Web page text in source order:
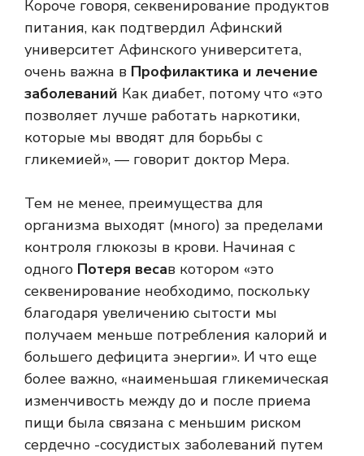
Короче говоря, секвенирование продуктов
питания, как подтвердил Афинский
университет Афинского университета,
очень важна в Профилактика и лечение
заболеваний Как диабет, потому что «это
позволяет лучше работать наркотики,
которые мы вводят для борьбы с
гликемией», — говорит доктор Мера.
Тем не менее, преимущества для
организма выходят (много) за пределами
контроля глюкозы в крови. Начиная с
одного Потеря весав котором «это
секвенирование необходимо, поскольку
благодаря увеличению сытости мы
получаем меньше потребления калорий и
большего дефицита энергии». И что еще
более важно, «наименьшая гликемическая
изменчивость между до и после приема
пищи была связана с меньшим риском
сердечно -сосудистых заболеваний путем